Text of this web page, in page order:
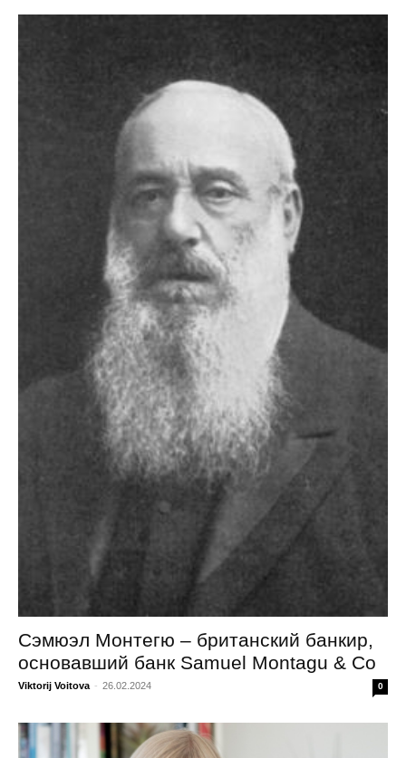
Сэмюэл Монтегю – британский банкир,
основавший банк Samuel Montagu & Co
Viktorij Voitova - 26.02.2024 0